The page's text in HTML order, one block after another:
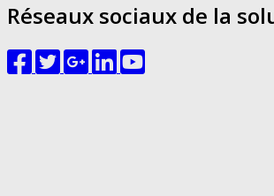
Réseaux sociaux de la